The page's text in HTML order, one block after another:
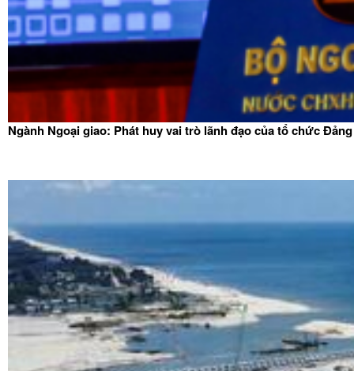
Ngành Ngoại giao: Phát huy vai trò lãnh đạo của tổ chức Đảng